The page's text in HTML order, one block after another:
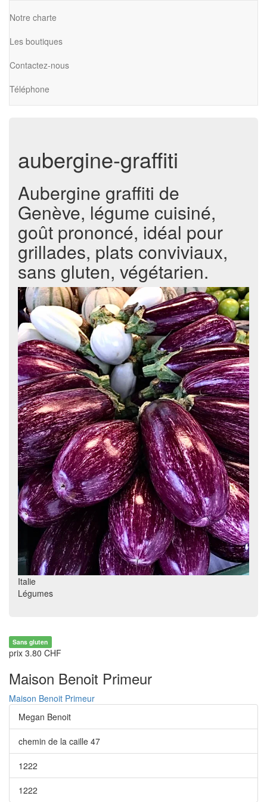
Notre charte
Les boutiques
Contactez-nous
Téléphone
aubergine-graffiti
Aubergine graffiti de
Genève, légume cuisiné,
goût prononcé, idéal pour
grillades, plats conviviaux,
sans gluten, végétarien.
Italie
Légumes
Sans gluten
prix 3.80 CHF
Maison Benoit Primeur
Maison Benoit Primeur
Megan Benoit
chemin de la caille 47
1222
1222